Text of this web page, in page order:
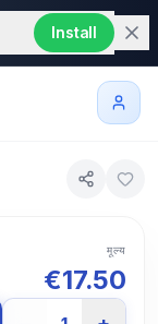
Install
मूल्य
€17.50